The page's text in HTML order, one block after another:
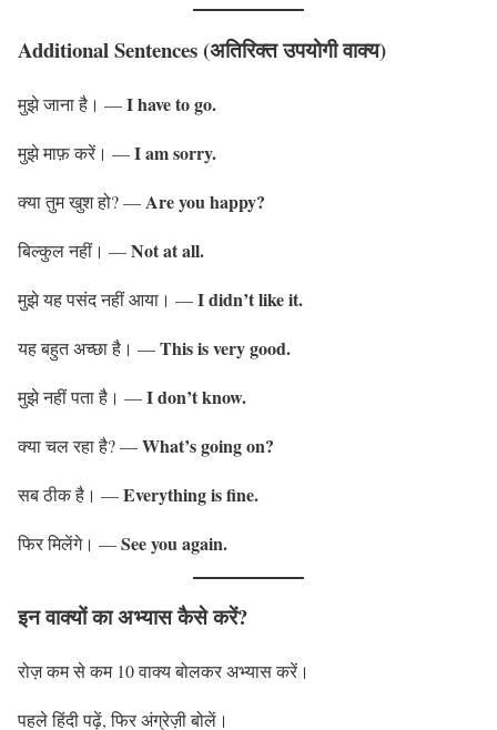
Additional Sentences (अतिरिक्त उपयोगी वाक्य)
मुझे जाना है। —I have to go.
मुझे माफ़ करें। —I am sorry.
क्या तुम खुश हो? —Are you happy?
बिल्कुल नहीं। —Not at all.
मुझे यह पसंद नहीं आया। —I didn’t like it.
यह बहुत अच्छा है। —This is very good.
मुझे नहीं पता है। —I don’t know.
क्या चल रहा है? —What’s going on?
सब ठीक है। —Everything is fine.
फिर मिलेंगे। —See you again.
इन वाक्यों का अभ्यास कैसे करें?
रोज़ कम से कम 10 वाक्य बोलकर अभ्यास करें।
पहले हिंदी पढ़ें, फिर अंग्रेज़ी बोलें।